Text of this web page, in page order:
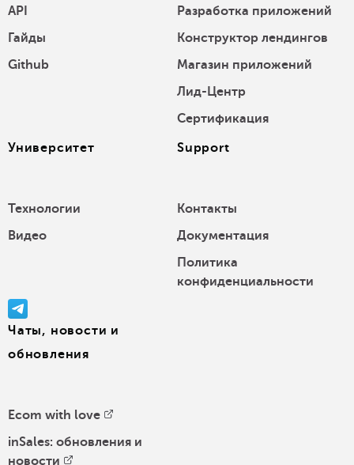
API
Гайды
Github
Разработка приложений
Конструктор лендингов
Магазин приложений
Лид-Центр
Сертификация
Университет
Технологии
Видео
Support
Контакты
Документация
Политика
конфиденциальности
Чаты, новости и
обновления
Ecom with love
inSales: обновления и
новости